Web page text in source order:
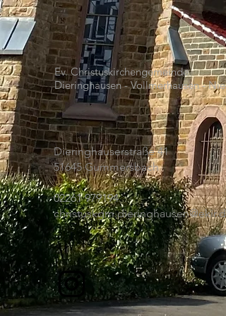
Ev. Christuskirchengemeinde
Dieringhausen - Vollmerhausen -
Dieringhauserstraße 41
51645 Gummersbach
02261 979194